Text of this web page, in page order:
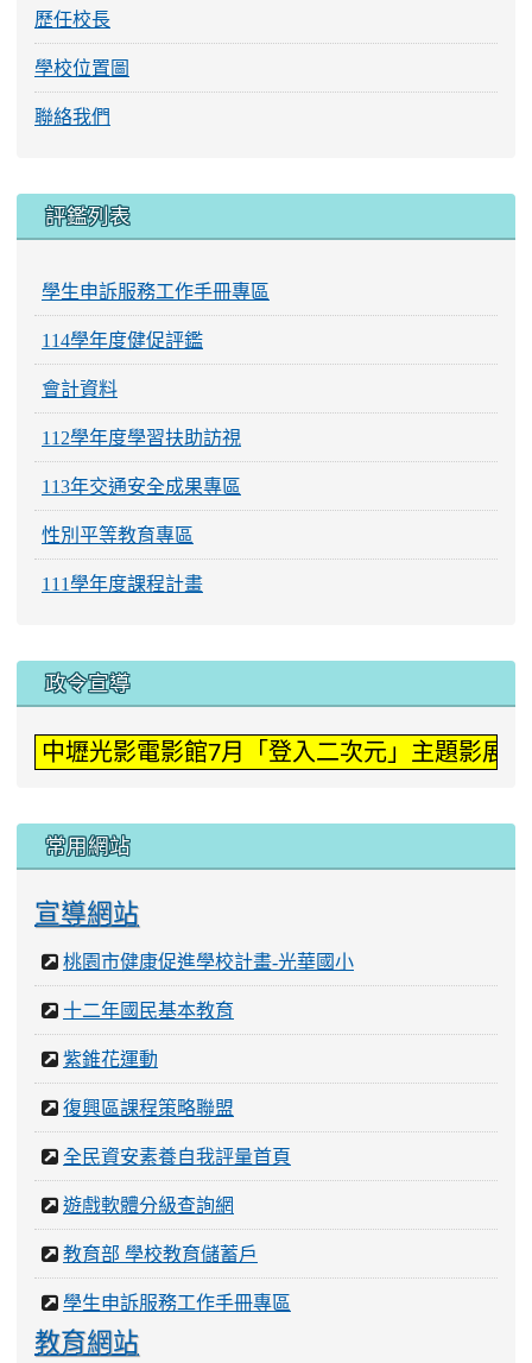
歷任校長
學校位置圖
聯絡我們
評鑑列表
學生申訴服務工作手冊專區
114學年度健促評鑑
會計資料
112學年度學習扶助訪視
113年交通安全成果專區
性別平等教育專區
111學年度課程計畫
政令宣導
中壢光影電影館7月「登入二次元」主題影展。
常用網站
宣導網站
桃園市健康促進學校計畫-光華國小
十二年國民基本教育
紫錐花運動
復興區課程策略聯盟
全民資安素養自我評量首頁
遊戲軟體分級查詢網
教育部 學校教育儲蓄戶
學生申訴服務工作手冊專區
教育網站